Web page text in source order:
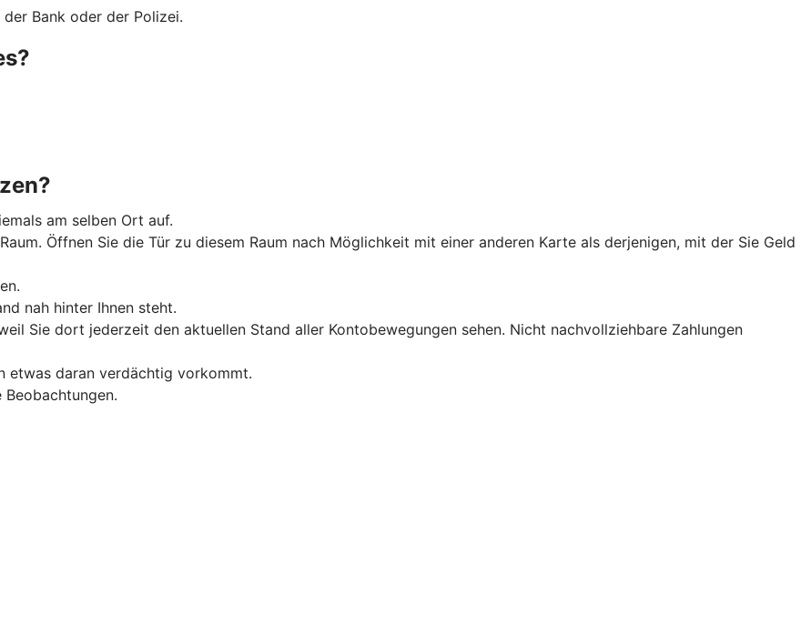
Bank oder der Polizei.
am selben Ort auf.
Öffnen Sie die Tür zu diesem Raum nach Möglichkeit mit einer anderen Karte als derjenigen, mit der Sie Geld
nah hinter Ihnen steht.
Sie dort jederzeit den aktuellen Stand aller Kontobewegungen sehen. Nicht nachvollziehbare Zahlungen
etwas daran verdächtig vorkommt.